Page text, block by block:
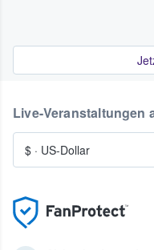
Live-Veranstaltungen
$ · US-Dollar